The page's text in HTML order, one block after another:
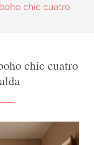
chic cuatro
chic cuatro